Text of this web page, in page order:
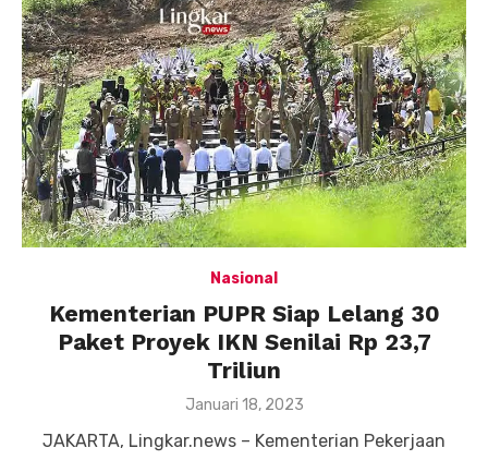
Nasional
Kementerian PUPR Siap Lelang 30
Paket Proyek IKN Senilai Rp 23,7
Triliun
Posted
Januari 18, 2023
JAKARTA, Lingkar.news – Kementerian Pekerjaan